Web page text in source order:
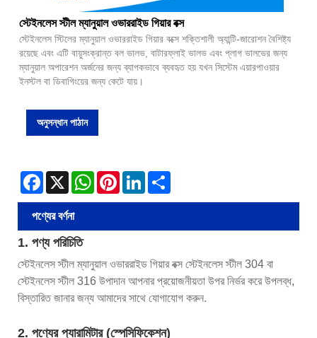
স্টেইনলেস স্টীল ম্যানুয়াল ওভাররাইড গিয়ার বক্স
স্টেইনলেস স্টিলের ম্যানুয়াল ওভাররাইড গিয়ার বক্সে শক্তিশালী অ্যান্টি-জারোশন বৈশিষ্ট্য
রয়েছে এবং এটি বায়ুসংক্রান্ত বল ভালভ, বাটারফ্লাই ভালভ এবং প্লাগ ভালভের জন্য
ম্যানুয়াল অপারেশন অর্জনের জন্য ব্যাপকভাবে ব্যবহৃত হয় যখন সিস্টেম এয়ারপাওয়ার
ইনস্টল বা ডিবাগিংয়ের জন্য কেটে যায়।
অনুসন্ধান পাঠান
Facebook
X WhatsAppPinterestLinkedIn
পণ্যের বর্ণনা
1. পণ্য পরিচিতি
স্টেইনলেস স্টীল ম্যানুয়াল ওভাররাইড গিয়ার বক্স স্টেইনলেস স্টীল 304 বা
স্টেইনলেস স্টীল 316 উপাদান আপনার প্রয়োজনীয়তা উপর নির্ভর করে উপলব্ধ,
বিস্তারিত জানার জন্য আমাদের সাথে যোগাযোগ করুন.
2. পণ্যের প্যারামিটার (স্পেসিফিকেশন)